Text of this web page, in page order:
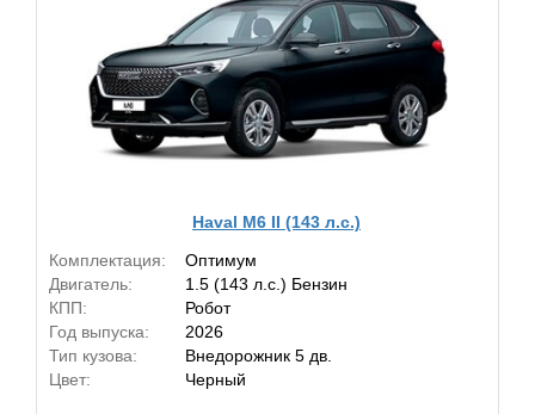
Haval M6 II (143 л.с.)
Комплектация:
Оптимум
Двигатель:
1.5 (143 л.с.) Бензин
КПП:
Робот
Год выпуска:
2026
Тип кузова:
Внедорожник 5 дв.
Цвет:
Черный